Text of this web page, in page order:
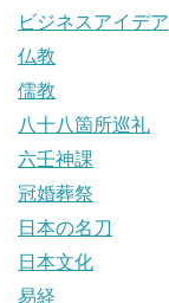
ビジネスアイデア
仏教
儒教
八十八箇所巡礼
六壬神課
冠婚葬祭
日本の名刀
日本文化
易経